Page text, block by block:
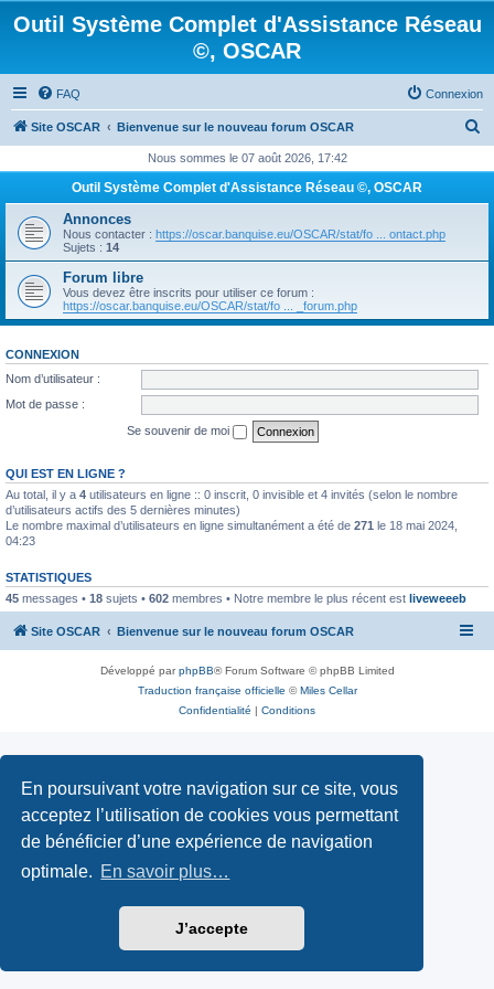
En poursuivant votre navigation sur ce site, vous
acceptez l’utilisation de cookies vous permettant
de bénéficier d’une expérience de navigation
optimale. En savoir plus…
J’accepte
Outil Système Complet d'Assistance Réseau
©, OSCAR
FAQ Connexion
Site OSCAR Bienvenue sur le nouveau forum OSCAR
h
r
r
Nous sommes le 07 août 2026, 17:42
Outil Système Complet d'Assistance Réseau ©, OSCAR
Annonces
Nous contacter : https://oscar.banquise.eu/OSCAR/stat/fo ... ontact.php
Sujets : 14
Forum libre
Vous devez être inscrits pour utiliser ce forum :
https://oscar.banquise.eu/OSCAR/stat/fo ... _forum.php
CONNEXION
Nom d’utilisateur :
Mot de passe :
Se souvenir de moi
QUI EST EN LIGNE ?
Au total, il y a 4 utilisateurs en ligne :: 0 inscrit, 0 invisible et 4 invités (selon le nombre
d’utilisateurs actifs des 5 dernières minutes)
Le nombre maximal d’utilisateurs en ligne simultanément a été de 271 le 18 mai 2024,
04:23
STATISTIQUES
45 messages • 18 sujets • 602 membres • Notre membre le plus récent est liveweeeb
Site OSCAR Bienvenue sur le nouveau forum OSCAR
Développé parphpBB® Forum Software © phpBB Limited
Traduction française officielle ©Miles Cellar
Confidentialité | Conditions